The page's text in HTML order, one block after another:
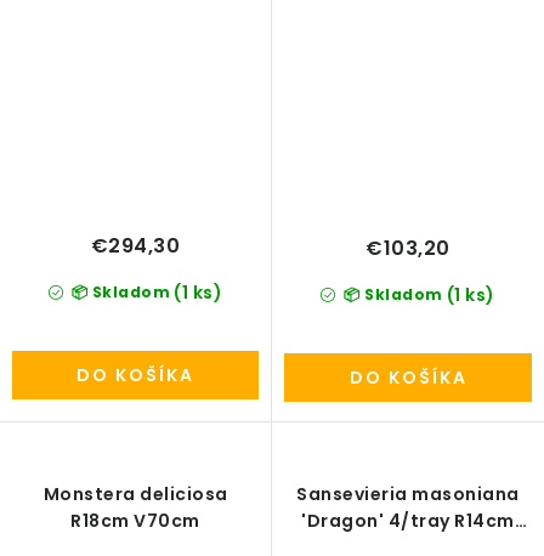
📦 Skladom (1 ks)
€294,30
DO KOŠÍKA
📦 Skladom (1 ks)
€103,20
DO KOŠÍKA
Monstera deliciosa
R18cm V70cm
Sansevieria masoniana
'Dragon' 4/tray R14cm